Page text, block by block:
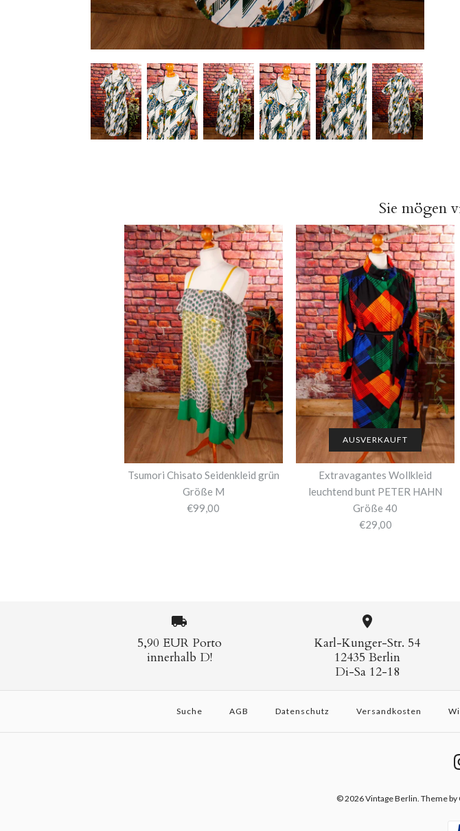
Sie mögen
Tsumori Chisato Seidenkleid grün
Größe M
€99,00
AUSVERKAUFT
Extravagantes Wollkleid
leuchtend bunt PETER HAHN
Größe 40
€29,00
5,90 EUR Porto
innerhalb D!
Karl-Kunger-Str. 54
12435 Berlin
Di-Sa 12-18
Suche AGB Datenschutz Versandkosten
© 2026Vintage Berlin. Theme by